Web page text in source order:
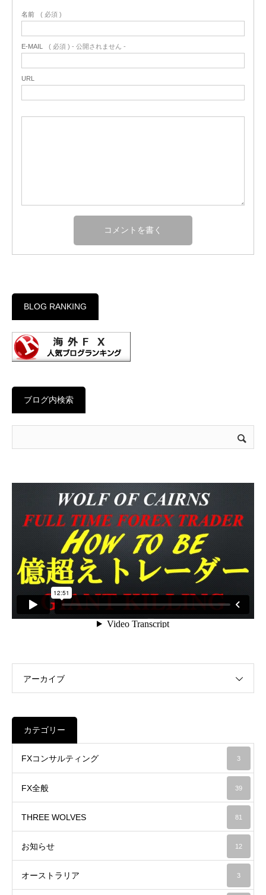
名前 ( 必須 )
E-MAIL ( 必須 ) - 公開されません -
URL
BLOG RANKING
ブログ内検索
アーカイブ
カテゴリー
FXコンサルティング 3
FX全般 39
THREE WOLVES 81
お知らせ 12
オーストラリア 3